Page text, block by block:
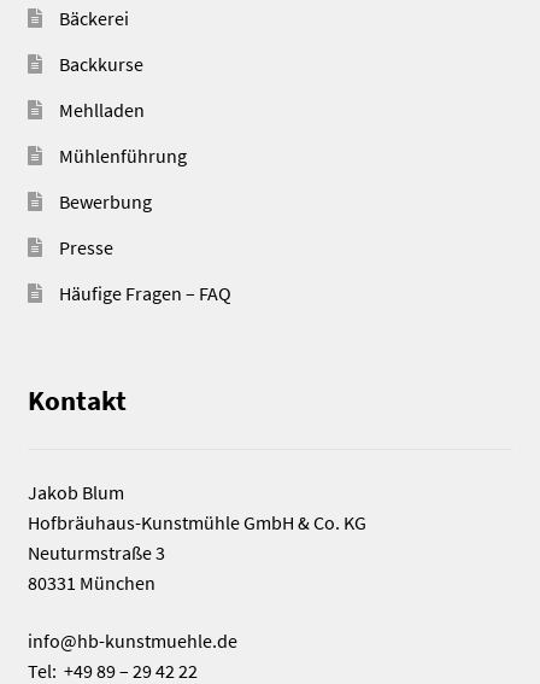
Bäckerei
Backkurse
Mehlladen
Mühlenführung
Bewerbung
Presse
Häufige Fragen – FAQ
Kontakt
Jakob Blum
Hofbräuhaus-Kunstmühle GmbH & Co. KG
Neuturmstraße 3
80331 München
info@hb-kunstmuehle.de
Tel: +49 89 – 29 42 22